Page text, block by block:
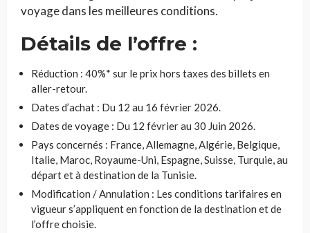
voyage dans les meilleures conditions.
Détails de l’offre :
Réduction : 40%* sur le prix hors taxes des billets en
aller-retour.
Dates d’achat : Du 12 au 16 février 2026.
Dates de voyage : Du 12 février au 30 Juin 2026.
Pays concernés : France, Allemagne, Algérie, Belgique,
Italie, Maroc, Royaume-Uni, Espagne, Suisse, Turquie, au
départ et à destination de la Tunisie.
Modification / Annulation : Les conditions tarifaires en
vigueur s’appliquent en fonction de la destination et de
l’offre choisie.